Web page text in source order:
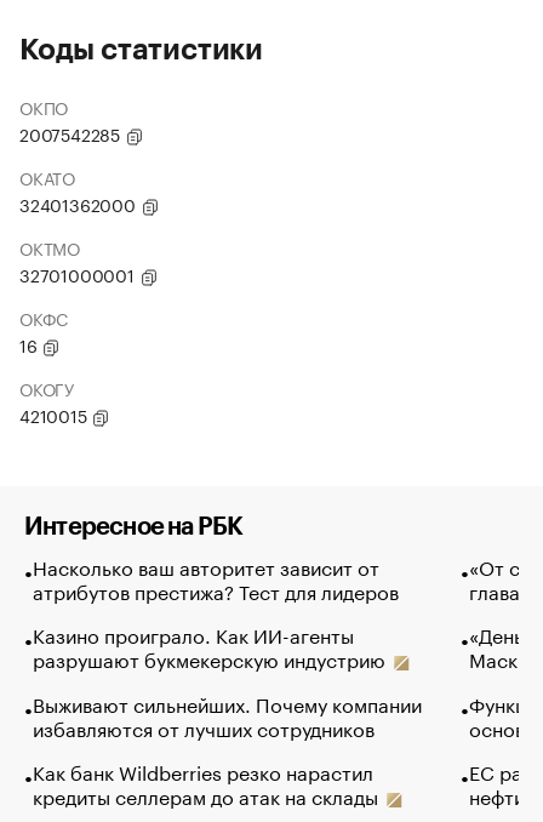
Коды статистики
ОКПО
2007542285
ОКАТО
32401362000
ОКТМО
32701000001
ОКФС
16
ОКОГУ
4210015
Интересное на РБК
Насколько ваш авторитет зависит от
атрибутов престижа? Тест для лидеров
Казино проиграло. Как ИИ-агенты
разрушают букмекерскую индустрию
Выживают сильнейших. Почему компании
избавляются от лучших сотрудников
Как банк Wildberries резко нарастил
кредиты селлерам до атак на склады
«От
глава
Маск в
основ
ЕС
нефти